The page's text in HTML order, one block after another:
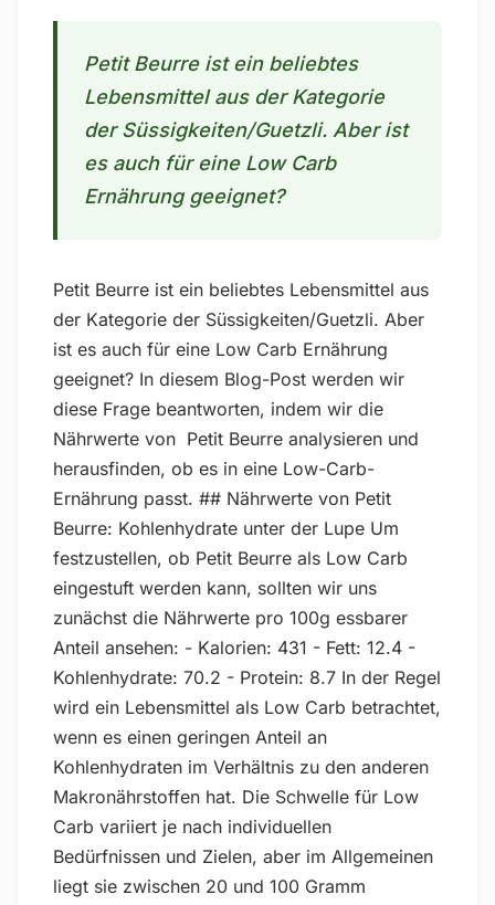
Petit Beurre ist ein beliebtes
Lebensmittel aus der Kategorie
der Süssigkeiten/Guetzli. Aber ist
es auch für eine Low Carb
Ernährung geeignet?
Petit Beurre ist ein beliebtes Lebensmittel aus
der Kategorie der Süssigkeiten/Guetzli. Aber
ist es auch für eine Low Carb Ernährung
geeignet? In diesem Blog-Post werden wir
diese Frage beantworten, indem wir die
Nährwerte von Petit Beurre analysieren und
herausfinden, ob es in eine Low-Carb-
Ernährung passt. ## Nährwerte von Petit
Beurre: Kohlenhydrate unter der Lupe Um
festzustellen, ob Petit Beurre als Low Carb
eingestuft werden kann, sollten wir uns
zunächst die Nährwerte pro 100g essbarer
Anteil ansehen: - Kalorien: 431 - Fett: 12.4 -
Kohlenhydrate: 70.2 - Protein: 8.7 In der Regel
wird ein Lebensmittel als Low Carb betrachtet,
wenn es einen geringen Anteil an
Kohlenhydraten im Verhältnis zu den anderen
Makronährstoffen hat. Die Schwelle für Low
Carb variiert je nach individuellen
Bedürfnissen und Zielen, aber im Allgemeinen
liegt sie zwischen 20 und 100 Gramm